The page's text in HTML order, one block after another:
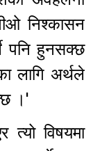
निश्कासन
पनि हुनसक्छ
लागि अर्थले
।'
विषयमा